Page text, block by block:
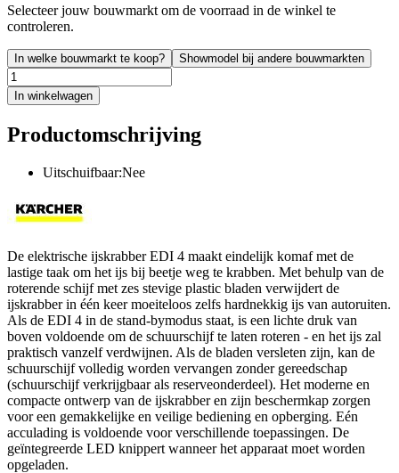
Selecteer jouw bouwmarkt om de voorraad in de winkel te
controleren.
In welke bouwmarkt te koop? Showmodel bij andere bouwmarkten
In winkelwagen
Productomschrijving
Uitschuifbaar:Nee
De elektrische ijskrabber EDI 4 maakt eindelijk komaf met de
lastige taak om het ijs bij beetje weg te krabben. Met behulp van de
roterende schijf met zes stevige plastic bladen verwijdert de
ijskrabber in één keer moeiteloos zelfs hardnekkig ijs van autoruiten.
Als de EDI 4 in de stand-bymodus staat, is een lichte druk van
boven voldoende om de schuurschijf te laten roteren - en het ijs zal
praktisch vanzelf verdwijnen. Als de bladen versleten zijn, kan de
schuurschijf volledig worden vervangen zonder gereedschap
(schuurschijf verkrijgbaar als reserveonderdeel). Het moderne en
compacte ontwerp van de ijskrabber en zijn beschermkap zorgen
voor een gemakkelijke en veilige bediening en opberging. Eén
acculading is voldoende voor verschillende toepassingen. De
geïntegreerde LED knippert wanneer het apparaat moet worden
opgeladen.